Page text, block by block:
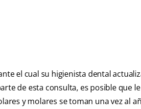
el cual su higienista dental
de esta consulta, es posible que
y molares se toman una vez al